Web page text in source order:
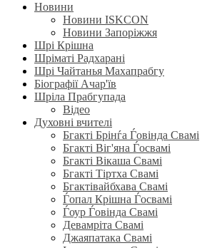
Новини
Новини ISKCON
Новини Запоріжжя
Шрі Крішна
Шріматі Радхарані
Шрі Чайтанья Махапрабгу
Біографії Ачар'їв
Шріла Прабгупада
Відео
Духовні вчителі
Бгакті Брінѓа Ѓовінда Свамі
Бгакті Віг'яна Ѓосвамі
Бгакті Вікаша Свамі
Бгакті Тіртха Свамі
Бгактівайбхава Свамі
Ѓопал Крішна Ѓосвамі
Ѓоур Ѓовінда Свамі
Девамріта Свамі
Джаяпатака Свамі